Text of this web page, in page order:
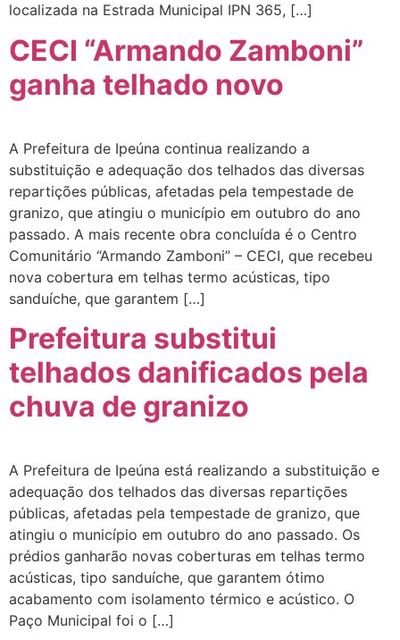
localizada na Estrada Municipal IPN 365, […]
CECI “Armando Zamboni”
ganha telhado novo
A Prefeitura de Ipeúna continua realizando a
substituição e adequação dos telhados das diversas
repartições públicas, afetadas pela tempestade de
granizo, que atingiu o município em outubro do ano
passado. A mais recente obra concluída é o Centro
Comunitário “Armando Zamboni” – CECI, que recebeu
nova cobertura em telhas termo acústicas, tipo
sanduíche, que garantem […]
Prefeitura substitui
telhados danificados pela
chuva de granizo
A Prefeitura de Ipeúna está realizando a substituição e
adequação dos telhados das diversas repartições
públicas, afetadas pela tempestade de granizo, que
atingiu o município em outubro do ano passado. Os
prédios ganharão novas coberturas em telhas termo
acústicas, tipo sanduíche, que garantem ótimo
acabamento com isolamento térmico e acústico. O
Paço Municipal foi o […]